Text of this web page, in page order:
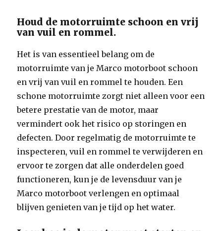
Houd de motorruimte schoon en vrij
van vuil en rommel.
Het is van essentieel belang om de
motorruimte van je Marco motorboot schoon
en vrij van vuil en rommel te houden. Een
schone motorruimte zorgt niet alleen voor een
betere prestatie van de motor, maar
vermindert ook het risico op storingen en
defecten. Door regelmatig de motorruimte te
inspecteren, vuil en rommel te verwijderen en
ervoor te zorgen dat alle onderdelen goed
functioneren, kun je de levensduur van je
Marco motorboot verlengen en optimaal
blijven genieten van je tijd op het water.